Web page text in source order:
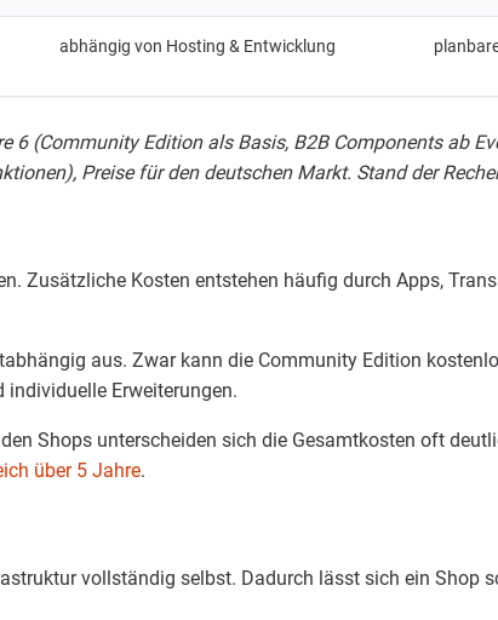
abhängig von Hosting & Entwicklung
6 (Community Edition als Basis, B2B Components ab
Preise für den deutschen Markt. Stand der
Zusätzliche Kosten entstehen häufig durch Apps,
aus. Zwar kann die Community Edition
Erweiterungen.
Shops unterscheiden sich die Gesamtkosten oft
über 5 Jahre.
vollständig selbst. Dadurch lässt sich ein Shop